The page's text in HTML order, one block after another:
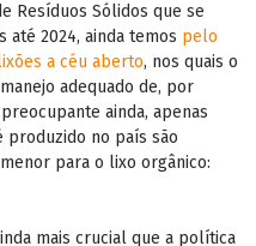
Resíduos Sólidos que se
2024, ainda temos pelo
a céu aberto, nos quais o
adequado de, por
ainda, apenas
produzido no país são
para o lixo orgânico:
mais crucial que a política